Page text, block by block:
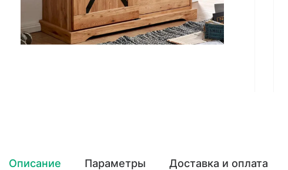
Описание Параметры Доставка и оплата